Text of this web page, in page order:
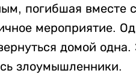
погибшая вместе
мероприятие.
домой
злоумышленники.